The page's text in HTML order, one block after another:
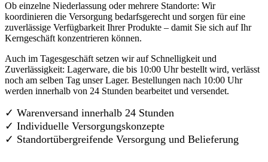
Ob einzelne Niederlassung oder mehrere Standorte: Wir
koordinieren die Versorgung bedarfsgerecht und sorgen für eine
zuverlässige Verfügbarkeit Ihrer Produkte – damit Sie sich auf Ihr
Kerngeschäft konzentrieren können.
Auch im Tagesgeschäft setzen wir auf Schnelligkeit und
Zuverlässigkeit: Lagerware, die bis 10:00 Uhr bestellt wird, verlässt
noch am selben Tag unser Lager. Bestellungen nach 10:00 Uhr
werden innerhalb von 24 Stunden bearbeitet und versendet.
✓ Warenversand innerhalb 24 Stunden
✓ Individuelle Versorgungskonzepte
✓ Standortübergreifende Versorgung und Belieferung